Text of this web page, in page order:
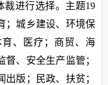
裁进行选择。主题19
；城乡建设、环境保
、医疗；商贸、海
、安全生产监管；
版；民政、扶贫；